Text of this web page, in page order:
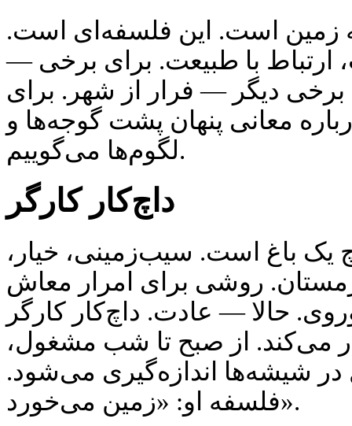
زمین است. این فلسفه‌ای است.
ارتباط با طبیعت. برای برخی —
دیگر — فرار از شهر. برای
معانی پنهان پشت گوجه‌ها و
لگوم‌ها می‌گوییم.
داچ‌کار کارگر
یک باغ است. سیب‌زمینی، خیار،
روشی برای امرار معاش
حالا — عادت. داچ‌کار کارگر
می‌کند. از صبح تا شب مشغول،
شیشه‌ها اندازه‌گیری می‌شود.
فلسفه او: «زمین می‌خورد».